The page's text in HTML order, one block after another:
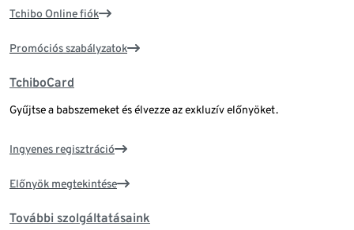
Tchibo Online fiók
Promóciós szabályzatok
TchiboCard
Gyűjtse a babszemeket és élvezze az exkluzív előnyöket.
Ingyenes regisztráció
Előnyök megtekintése
További szolgáltatásaink